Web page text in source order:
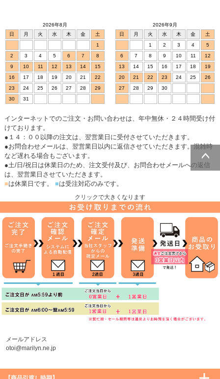
2026年8月
日
月 火 水 木 金
土
1
2
3 4 5 6 7
8
9
10 11 12 13 14
15
16
17 18 19 20 21
22
23
24 25 26 27 28
29
30
31
2026年9月
日
月 火 水 木 金
土
1
2 3 4
5
6
7 8 9 10 11
12
13
14 15 16 17 18
19
20
21 22 23 24 25
26
27
28 29 30
インターネットでのご注文・お問い合わせは、年中無休・２４時間受け付
けております。
●１４：００以降の注文は、翌営業日に受付させていただきます。
●お問合わせメールは、翌営業日以内に返信させていただきます。混雑時
など遅れる場合もございます。
●土/日/祝日は休業日のため、注文受付及び、お問合わせメールへの返信
は、翌営業日させていただきます。
■は休業日です。 ■は受注対応のみです。
クリックで大きくなります
メールアドレス
otoi@marilyn.ne.jp